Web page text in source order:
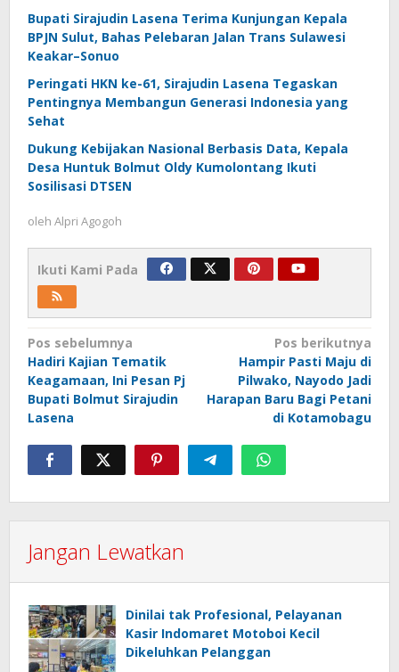
Bupati Sirajudin Lasena Terima Kunjungan Kepala
BPJN Sulut, Bahas Pelebaran Jalan Trans Sulawesi
Keakar–Sonuo
Peringati HKN ke-61, Sirajudin Lasena Tegaskan
Pentingnya Membangun Generasi Indonesia yang
Sehat
Dukung Kebijakan Nasional Berbasis Data, Kepala
Desa Huntuk Bolmut Oldy Kumolontang Ikuti
Sosilisasi DTSEN
oleh Alpri Agogoh
Ikuti Kami Pada
Navigasi
pos
Pos sebelumnya
Hadiri Kajian Tematik
Keagamaan, Ini Pesan Pj
Bupati Bolmut Sirajudin
Lasena
Pos berikutnya
Hampir Pasti Maju di
Pilwako, Nayodo Jadi
Harapan Baru Bagi Petani
di Kotamobagu
Jangan Lewatkan
Dinilai tak Profesional, Pelayanan
Kasir Indomaret Motoboi Kecil
Dikeluhkan Pelanggan